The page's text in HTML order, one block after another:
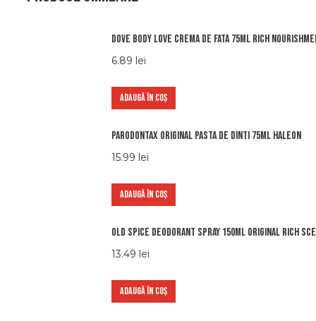
Dove body love crema de fata 75ml rich
6.89 lei
ADAUGĂ ÎN COȘ
Parodontax original pasta de dinti 75ml haleon
15.99 lei
ADAUGĂ ÎN COȘ
Old spice deodorant spray 150ml original rich
13.49 lei
ADAUGĂ ÎN COȘ